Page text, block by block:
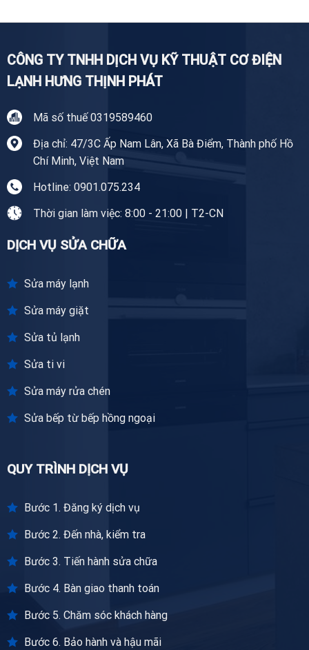
Giang
CÔNG TY TNHH DỊCH VỤ KỸ THUẬT CƠ ĐIỆN
LẠNH HƯNG THỊNH PHÁT
Mã số thuế 0319589460
Địa chỉ: 47/3C Ấp Nam Lân, Xã Bà Điểm, Thành phố Hồ
Chí Minh, Việt Nam
Hotline: 0901.075.234
Thời gian làm việc: 8:00 - 21:00 | T2-CN
DỊCH VỤ SỬA CHỮA
Sửa máy lạnh
Sửa máy giặt
Sửa tủ lạnh
Sửa ti vi
Sửa máy rửa chén
Sửa bếp từ bếp hồng ngoại
QUY TRÌNH DỊCH VỤ
Bước 1. Đăng ký dịch vụ
Bước 2. Đến nhà, kiểm tra
Bước 3. Tiến hành sửa chữa
Bước 4. Bàn giao thanh toán
Bước 5. Chăm sóc khách hàng
Bước 6. Bảo hành và hậu mãi